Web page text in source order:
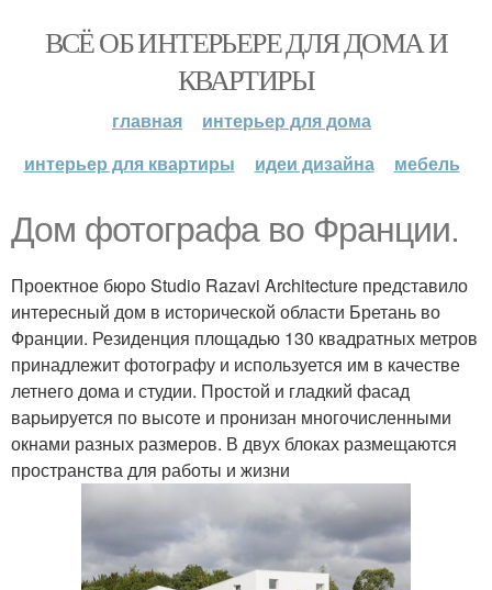
ВСЁ ОБ ИНТЕРЬЕРЕ ДЛЯ ДОМА И
КВАРТИРЫ
главная
интерьер для дома
интерьер для квартиры
идеи дизайна мебель
Дом фотографа во Франции.
Проектное бюро Studio Razavi Architecture представило
интересный дом в исторической области Бретань во
Франции. Резиденция площадью 130 квадратных метров
принадлежит фотографу и используется им в качестве
летнего дома и студии. Простой и гладкий фасад
варьируется по высоте и пронизан многочисленными
окнами разных размеров. В двух блоках размещаются
пространства для работы и жизни